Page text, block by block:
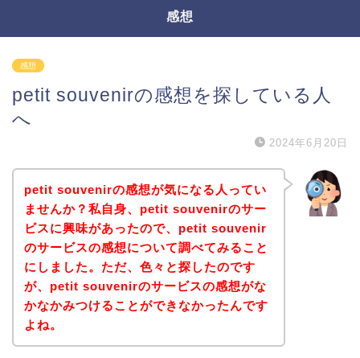
感想
感想
petit souvenirの感想を探している人
へ
2024年6月20日
petit souvenirの感想が気になる人ってい
ませんか？私自身、petit souvenirのサー
ビスに興味があったので、petit souvenir
のサービスの感想について調べてみること
にしました。ただ、色々と探したのです
が、petit souvenirのサービスの感想がな
かなかみつけることができなかったんです
よね。